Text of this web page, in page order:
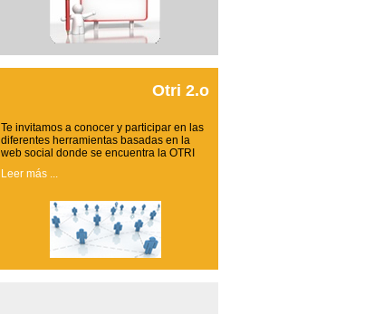
Otri 2.o
Te invitamos a conocer y participar en las
diferentes herramientas basadas en la
web social donde se encuentra la OTRI
Leer más ...